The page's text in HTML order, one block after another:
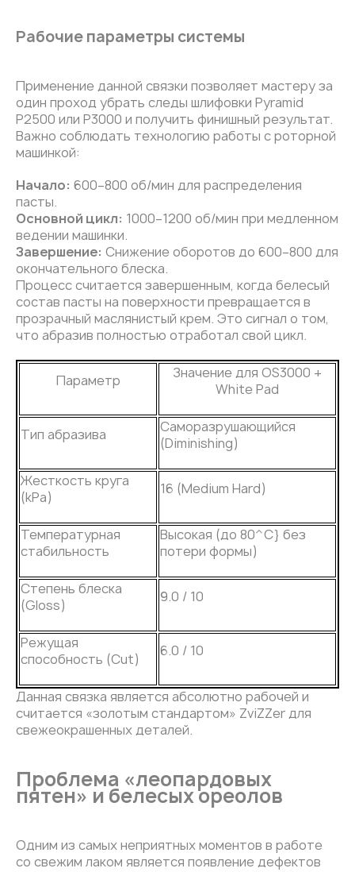
Рабочие параметры системы
Применение данной связки позволяет мастеру за
один проход убрать следы шлифовки Pyramid
P2500 или Р3000 и получить финишный результат.
Важно соблюдать технологию работы с роторной
машинкой:
Начало: 600–800 об/мин для распределения
пасты.
Основной цикл: 1000–1200 об/мин при медленном
ведении машинки.
Завершение: Снижение оборотов до 600–800 для
окончательного блеска.
Процесс считается завершенным, когда белесый
состав пасты на поверхности превращается в
прозрачный маслянистый крем. Это сигнал о том,
что абразив полностью отработал свой цикл.
Параметр
Значение для OS3000 +
White Pad
Тип абразива
Саморазрушающийся
(Diminishing)
Жесткость круга
(kPa)
16 (Medium Hard)
Температурная
стабильность
Высокая (до 80^C} без
потери формы)
Степень блеска
(Gloss)
9.0 / 10
Режущая
способность (Cut)
6.0 / 10
Данная связка является абсолютно рабочей и
считается «золотым стандартом» ZviZZer для
свежеокрашенных деталей.
Проблема «леопардовых
пятен» и белесых ореолов
Одним из самых неприятных моментов в работе
со свежим лаком является появление дефектов